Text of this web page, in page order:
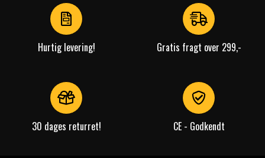
Hurtig levering! Gratis fragt over 299,-
30 dages returret! CE - Godkendt